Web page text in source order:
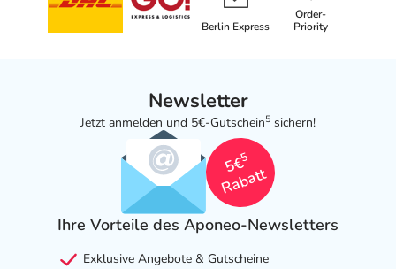
Berlin Express
Order-
Priority
Newsletter
Jetzt anmelden und 5€-Gutschein5 sichern!
5€
5
Rabatt
Ihre Vorteile des Aponeo-Newsletters
Exklusive Angebote & Gutscheine